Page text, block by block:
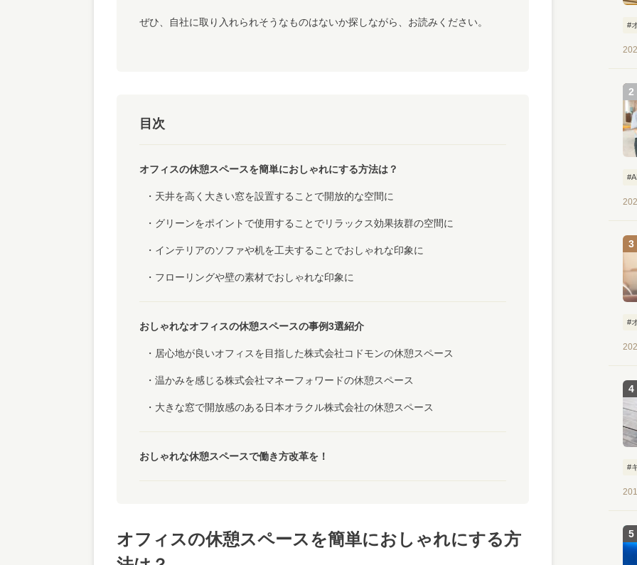
ぜひ、自社に取り入れられそうなものはないか探しながら、お読みください。
目次
オフィスの休憩スペースを簡単におしゃれにする方法は？
天井を高く大きい窓を設置することで開放的な空間に
グリーンをポイントで使用することでリラックス効果抜群の空間に
インテリアのソファや机を工夫することでおしゃれな印象に
フローリングや壁の素材でおしゃれな印象に
おしゃれなオフィスの休憩スペースの事例3選紹介
居心地が良いオフィスを目指した株式会社コドモンの休憩スペース
温かみを感じる株式会社マネーフォワードの休憩スペース
大きな窓で開放感のある日本オラクル株式会社の休憩スペース
おしゃれな休憩スペースで働き方改革を！
オフィスの休憩スペースを簡単におしゃれにする方
#
#
#